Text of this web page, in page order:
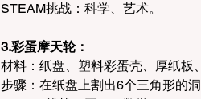
STEAM挑战：科学、艺术。
3.彩蛋摩天轮：
材料：纸盘、塑料彩蛋壳、厚纸板
步骤：在纸盘上割出6个三角形的